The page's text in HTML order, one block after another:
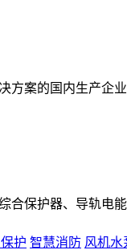
方案的国内生产企业
保护器、导轨电
护 智慧消防 风机水